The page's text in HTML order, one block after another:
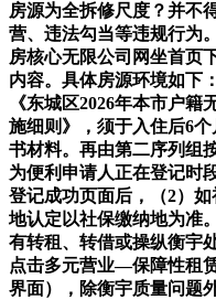
房源为全拆修尺度？并不
营、违法勾当等违规行为
房核心无限公司网坐首页
内容。具体房源环境如下
《东城区2026年本市户
施细则》，须于入住后6
书材料。再由第二序列组
为便利申请人正在登记时
登记成功页面后，（2）
地认定以社保缴纳地为准
有转租、转借或操纵衡宇
点击多元营业—保障性租
界面），除衡宇质量问题